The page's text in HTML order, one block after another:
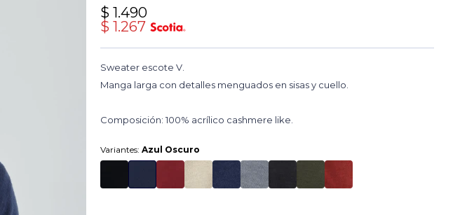
$ 1.490
$ 1.267
Sweater escote V.
Manga larga con detalles menguados en sisas y cuello.
Composición: 100% acrílico cashmere like.
Variantes:Azul Oscuro